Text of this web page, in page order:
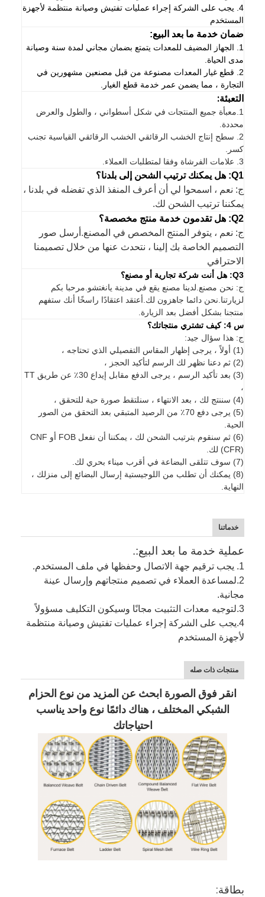
4. يجب على الشركة إجراء عمليات تفتيش وصيانة منتظمة لأجهزة
المستخدم
ضمان خدمة ما بعد البيع:
1. الجهاز المضيف للمعدات يتمتع بضمان مجاني لمدة سنة وصيانة
مدى الحياة.
2. قطع غيار المعدات مصنوعة من قبل مصنعين مشهورين في
التجارة ، مما يضمن عمر خدمة قطع الغيار.
التعبئة:
1. معبأة جميع المنتجات في شكل أسطواني ، والطول والعرض
محددة.
2. سطح إنتاج الخشب الرقائقي الخشب الرقائقي القياسية تجنب
كسر.
3. علامات الفرشاة وفقا لمتطلبات العملاء.
Q1: هل يمكنك ترتيب الشحن إلى بلدنا؟
ج: نعم ، اسمحوا لي أن أعرف المنفذ الذي تفضله في بلدنا ،
يمكننا ترتيب الشحن لك.
Q2: هل تقدمون خدمة منتج مخصصة؟
ج: نعم ، يتوفر المنتج المخصص في المصنع.أرسل صور
التصميم الخاصة بك إلينا ، نتحدث عنها من خلال تصميمنا
الاحترافي
Q3: هل أنت شركة تجارية أو مصنع؟
ج: نحن مصنع.لدينا مصنع يقع في مدينة يانغتشو.مرحبا بكم
لزيارتنا.نحن دائما جاهزون لك.أعتقد اعتقادًا راسخًا أنك ستفهم
منتجنا بشكل أفضل بعد الزيارة.
س 4: كيف تشتري منتجاتك؟
ج: هذا سؤال جيد:
(1) أولاً ، يرجى إظهار المقاس التفصيلي الذي تحتاجه ،
(2) ثم دعنا نظهر لك الرسم لتأكيد الحجز ،
(3) بعد تأكيد الرسم ، يرجى الدفع مقابل إيداع 30٪ عن طريق TT
،
(4) سننتج لك ، بعد الانتهاء ، سنلتقط صورة حية للتحقق ،
(5) يرجى دفع 70٪ من الرصيد المتبقي بعد التحقق من الصور
الحية.
(6) ثم سنقوم بترتيب الشحن لك ، يمكننا أن نفعل FOB أو CNF
(CFR) لك.
(7) سوف تتلقى البضاعة في أقرب ميناء بحري لك.
(8) يمكنك أن تطلب من اللوجيستية إرسال البضائع إلى منزلك ،
النهاية.
خدماتنا
عملية خدمة ما بعد البيع:.
1. يجب ترقيم جهة الاتصال وحفظها في ملف المستخدم.
2. لمساعدة العملاء في تصميم منتجاتهم وإرسال عينة
مجانية.
3. لتوجيه معدات التثبيت مجانًا وسيكون التكليف مسؤولاً
4. يجب على الشركة إجراء عمليات تفتيش وصيانة منتظمة
لأجهزة المستخدم
منتجات ذات صله
انقر فوق الصورة ابحث عن المزيد من نوع الحزام
الشبكي المختلف ، هناك دائمًا نوع واحد يناسب
احتياجاتك
بطاقة: